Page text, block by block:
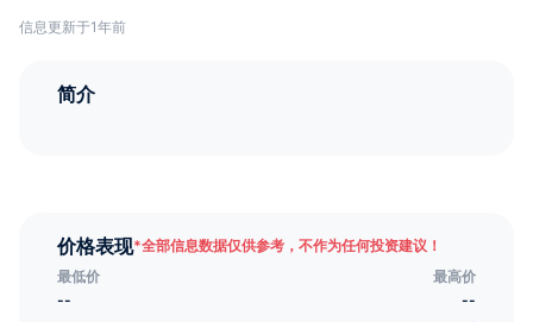
信息更新于1年前
简介
价格表现*全部信息数据仅供参考，不作为任何投资建议！
最低价
最高价
--
--